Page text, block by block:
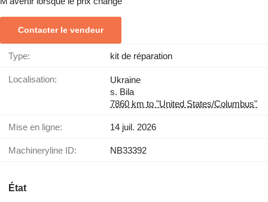
Contacter le vendeur
Type: kit de réparation
Localisation:
Ukraine
s. Bila
7860 km to "United States/Columbus"
Mise en ligne: 14 juil. 2026
Machineryline ID: NB33392
État